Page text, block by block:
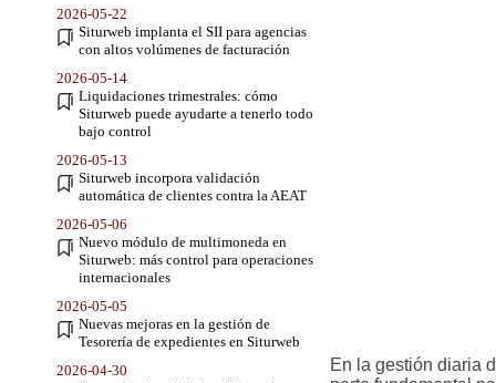
2026-05-22
Siturweb implanta el SII para agencias
con altos volúmenes de facturación
2026-05-14
Liquidaciones trimestrales: cómo
Siturweb puede ayudarte a tenerlo todo
bajo control
2026-05-13
Siturweb incorpora validación
automática de clientes contra la AEAT
2026-05-06
Nuevo módulo de multimoneda en
Siturweb: más control para operaciones
internacionales
2026-05-05
Nuevas mejoras en la gestión de
Tesorería de expedientes en Siturweb
2026-04-30
En la gestión diaria